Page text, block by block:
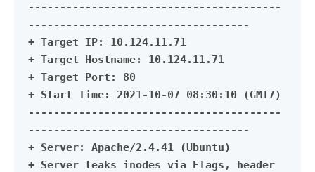
----------------------------------------
-----------------------------------
+ Target IP: 10.124.11.71
+ Target Hostname: 10.124.11.71
+ Target Port: 80
+ Start Time: 2021-10-07 08:30:10 (GMT7)
----------------------------------------
-----------------------------------
+ Server: Apache/2.4.41 (Ubuntu)
+ Server leaks inodes via ETags, header